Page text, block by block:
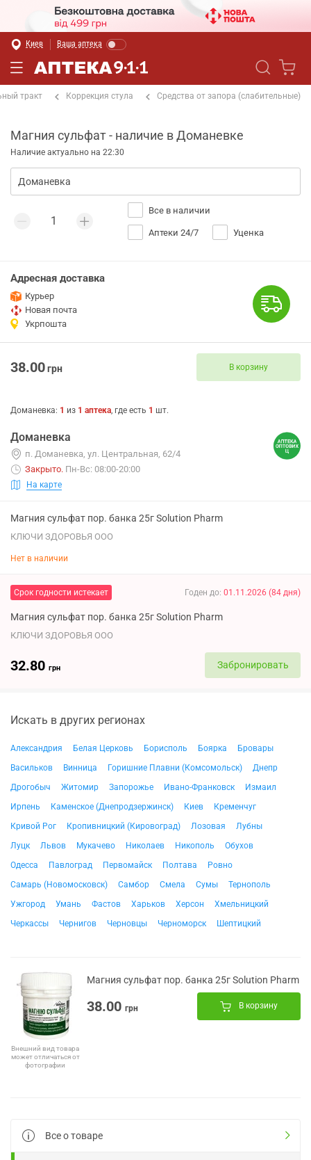
Киев Ваша аптека
тракт Коррекция стула Средства от запора (слабительные)
Магния сульфат - наличие в Доманевке
Наличие актуально на 22:30
Все в наличии
Аптеки 24/7 Уценка
Адресная доставка
Курьер
Новая почта
Укрпошта
38.00грн В корзину
Доманевка: 1 из 1 аптека, где есть 1 шт.
Доманевка
п. Доманевка, ул. Центральная, 62/4
Закрыто. Пн-Вс: 08:00-20:00
На карте
Магния сульфат пор. банка 25г Solution Pharm
КЛЮЧИ ЗДОРОВЬЯ ООО
Нет в наличии
Срок годности истекает Годен до: 01.11.2026 (84 дня)
Магния сульфат пор. банка 25г Solution Pharm
КЛЮЧИ ЗДОРОВЬЯ ООО
32.80 грн Забронировать
Искать в других регионах
Александрия Белая Церковь Борисполь Боярка
Бровары
Васильков
Винница Горишние Плавни (Комсомольск)
Днепр
Дрогобыч
Житомир Запорожье Ивано-Франковск
Измаил
Ирпень
Каменское (Днепродзержинск) Киев
Кременчуг
Кривой Рог
Кропивницкий (Кировоград) Лозовая
Лубны
Луцк
Львов Мукачево Николаев Никополь
Обухов
Одесса
Павлоград Первомайск Полтава
Ровно
Самарь (Новомосковск)
Самбор Смела Сумы
Тернополь
Ужгород
Умань Фастов Харьков Херсон
Хмельницкий
Черкассы
Чернигов Черновцы Черноморск Шептицкий
Внешний вид товара
может отличаться от
фотографии
Магния сульфат пор. банка 25г Solution Pharm
38.00 грн В корзину
Все о товаре